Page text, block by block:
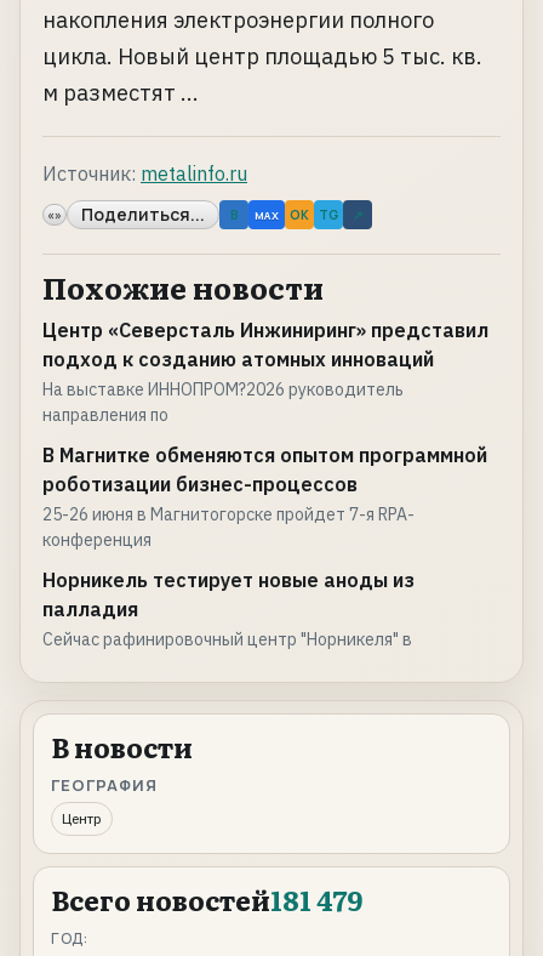
накопления электроэнергии полного
цикла. Новый центр площадью 5 тыс. кв.
м разместят ...
Источник: metalinfo.ru
«» Поделиться... B MAX OK TG ↗
Похожие новости
Центр «Северсталь Инжиниринг» представил
подход к созданию атомных инноваций
На выставке ИННОПРОМ?2026 руководитель
направления по
В Магнитке обменяются опытом программной
роботизации бизнес-процессов
25-26 июня в Магнитогорске пройдет 7-я RPA-
конференция
Норникель тестирует новые аноды из
палладия
Сейчас рафинировочный центр "Норникеля" в
В новости
ГЕОГРАФИЯ
Центр
Всего новостей181 479
ГОД: